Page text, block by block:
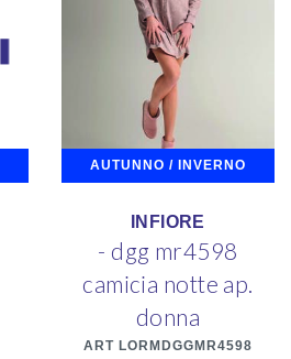
AUTUNNO / INVERNO
INFIORE
- dgg mr4598
camicia notte ap.
donna
ART LORMDGGMR4598